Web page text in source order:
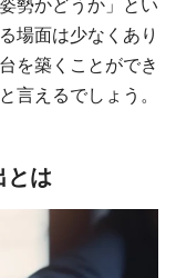
勢かどうか」とい
場面は少なくあり
を築くことができ
言えるでしょう。
とは